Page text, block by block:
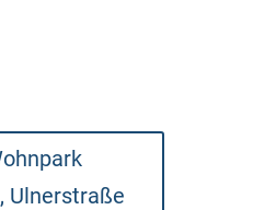
Ulnerstraße